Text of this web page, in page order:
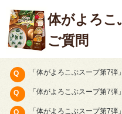
体がよろこ
ご質問
「体がよろこぶスープ第7
「体がよろこぶスープ第7
「体がよろこぶスープ第7